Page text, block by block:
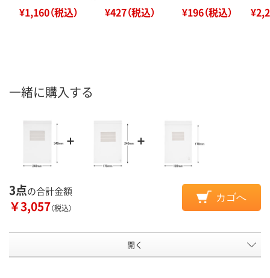
¥1,160（税込） ¥427（税込） ¥196（税込）
一緒に購入する
3点の合計金額
￥3,057（税込）
カゴへ
開く